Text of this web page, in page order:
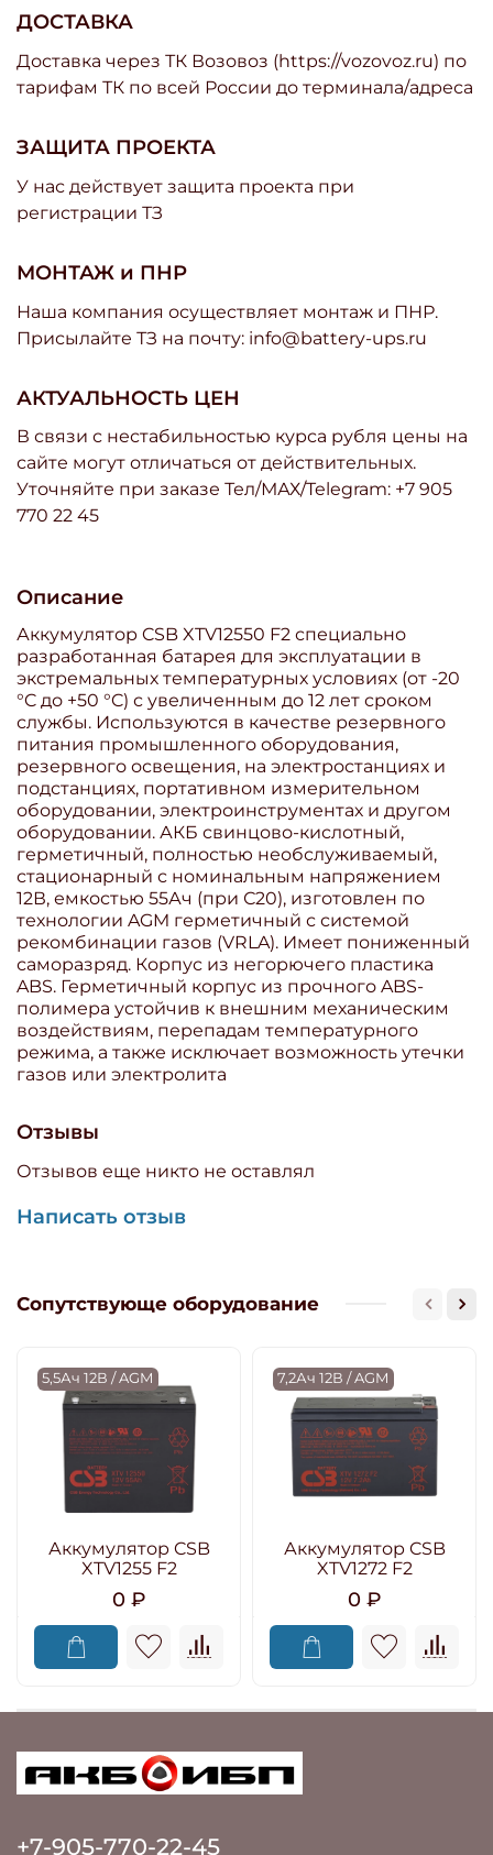
Описание
Аккумулятор CSB XTV12550 F2 специально
разработанная батарея для эксплуатации в
экстремальных температурных условиях (от -20
°C до +50 °C) с увеличенным до 12 лет сроком
службы. Используются в качестве резервного
питания промышленного оборудования,
резервного освещения, на электростанциях и
подстанциях, портативном измерительном
оборудовании, электроинструментах и другом
оборудовании. АКБ свинцово-кислотный,
герметичный, полностью необслуживаемый,
стационарный с номинальным напряжением
12В, емкостью 55Ач (при С20), изготовлен по
технологии AGM герметичный с системой
рекомбинации газов (VRLA). Имеет пониженный
саморазряд. Корпус из негорючего пластика
ABS. Герметичный корпус из прочного ABS-
полимера устойчив к внешним механическим
воздействиям, перепадам температурного
режима, а также исключает возможность утечки
газов или электролита
ДОСТАВКА
Доставка через ТК Возовоз (https://vozovoz.ru) по
тарифам ТК по всей России до терминала/адреса
ЗАЩИТА ПРОЕКТА
У нас действует защита проекта при
регистрации ТЗ
МОНТАЖ и ПНР
Наша компания осуществляет монтаж и ПНР.
Присылайте ТЗ на почту: info@battery-ups.ru
АКТУАЛЬНОСТЬ ЦЕН
В связи с нестабильностью курса рубля цены на
сайте могут отличаться от действительных.
Уточняйте при заказе Тел/МАХ/Telegram: +7 905
770 22 45
Отзывы
Отзывов еще никто не оставлял
Написать отзыв
Сопутствующе оборудование
5,5Ач 12В / AGM
Аккумулятор CSB
XTV1255 F2
0 ₽
7,2Ач 12В / AGM
Аккумулятор CSB
XTV1272 F2
0 ₽
+7-905-770-22-45